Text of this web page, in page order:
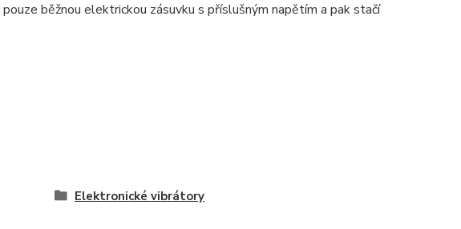
běžnou elektrickou zásuvku s příslušným napětím a pak stačí
Elektronické vibrátory